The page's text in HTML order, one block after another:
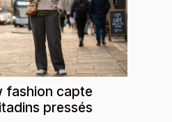
fashion capte
pressés